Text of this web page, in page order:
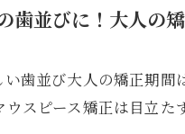
歯並びに！大人の
歯並び大人の矯正期
スピース矯正は目立